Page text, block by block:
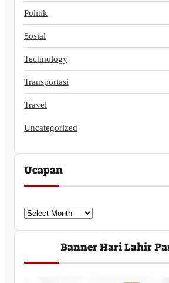
Politik
Sosial
Technology
Transportasi
Travel
Uncategorized
Ucapan
U
c
a
Banner Hari Lahir